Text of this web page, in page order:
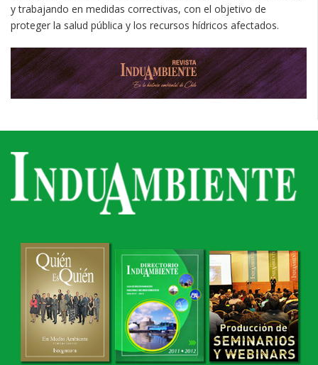
y trabajando en medidas correctivas, con el objetivo de
proteger la salud pública y los recursos hídricos afectados.